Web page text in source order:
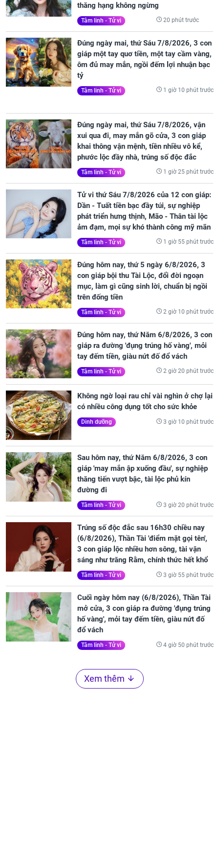
thăng hạng không ngừng
Tâm linh - Tử vi 20 phút trước
Đúng ngày mai, thứ Sáu 7/8/2026, 3 con
giáp một tay quơ tiền, một tay cầm vàng,
ôm đủ may mắn, ngồi đếm lợi nhuận bạc
tỷ
Tâm linh - Tử vi 1 giờ 10 phút trước
Đúng ngày mai, thứ Sáu 7/8/2026, vận
xui qua đi, may mắn gõ cửa, 3 con giáp
khai thông vận mệnh, tiền nhiều vô kể,
phước lộc đầy nhà, trúng số độc đắc
Tâm linh - Tử vi 1 giờ 25 phút trước
Tử vi thứ Sáu 7/8/2026 của 12 con giáp:
Dần - Tuất tiền bạc đầy túi, sự nghiệp
phát triển hưng thịnh, Mão - Thân tài lộc
ảm đạm, mọi sự khó thành công mỹ mãn
Tâm linh - Tử vi 1 giờ 55 phút trước
Đúng hôm nay, thứ 5 ngày 6/8/2026, 3
con giáp bội thu Tài Lộc, đổi đời ngoạn
mục, làm gì cũng sinh lời, chuẩn bị ngồi
trên đống tiền
Tâm linh - Tử vi 2 giờ 10 phút trước
Đúng hôm nay, thứ Năm 6/8/2026, 3 con
giáp ra đường 'đụng trúng hố vàng', mỏi
tay đếm tiền, giàu nứt đố đổ vách
Tâm linh - Tử vi 2 giờ 20 phút trước
Không ngờ loại rau chỉ vài nghìn ở chợ lại
có nhiều công dụng tốt cho sức khỏe
Dinh dưỡng 3 giờ 10 phút trước
Sau hôm nay, thứ Năm 6/8/2026, 3 con
giáp 'may mắn ập xuống đầu', sự nghiệp
thăng tiến vượt bậc, tài lộc phủ kín
đường đi
Tâm linh - Tử vi 3 giờ 20 phút trước
Trúng số độc đắc sau 16h30 chiều nay
(6/8/2026), Thần Tài 'điểm mặt gọi tên',
3 con giáp lộc nhiều hơn sông, tài vận
sáng như trăng Rằm, chính thức hết khổ
Tâm linh - Tử vi 3 giờ 55 phút trước
Cuối ngày hôm nay (6/8/2026), Thần Tài
mở cửa, 3 con giáp ra đường 'đụng trúng
hố vàng', mỏi tay đếm tiền, giàu nứt đố
đổ vách
Tâm linh - Tử vi 4 giờ 50 phút trước
Xem thêm